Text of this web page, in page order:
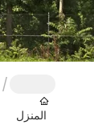
المنزل